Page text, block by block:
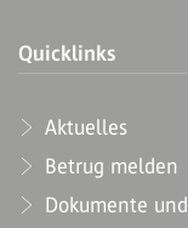
Quicklinks
Aktuelles
Betrug melden
Dokumente